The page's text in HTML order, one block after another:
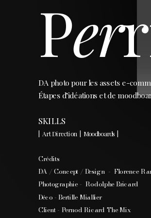
Per
DA photo pour les assets e-
Étapes d’idéations et de
SKILLS
|  Art Direction  |  Moodboards  |
Crédits
DA / Concept / Design  -  Florence
Photographie -  Rodolphe Bricard
Déco - Bertille Miallier
Client - Pernod Ricard The Mix